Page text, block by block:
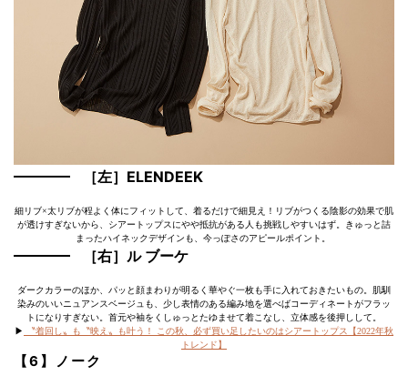
［左］ELENDEEK
細リブ×太リブが程よく体にフィットして、着るだけで細見え！リブがつくる陰影の効果で肌
が透けすぎないから、シアートップスにやや抵抗がある人も挑戦しやすいはず。きゅっと詰
まったハイネックデザインも、今っぽさのアピールポイント。
［右］ル ブーケ
ダークカラーのほか、パッと顔まわりが明るく華やぐ一枚も手に入れておきたいもの。肌馴
染みのいいニュアンスベージュも、少し表情のある編み地を選べばコーディネートがフラッ
トになりすぎない。首元や袖をくしゅっとたゆませて着こなし、立体感を後押しして。
▶︎
〝着回し〟も〝映え〟も叶う！ この秋、必ず買い足したいのはシアートップス【2022年秋
トレンド】
【6】ノーク